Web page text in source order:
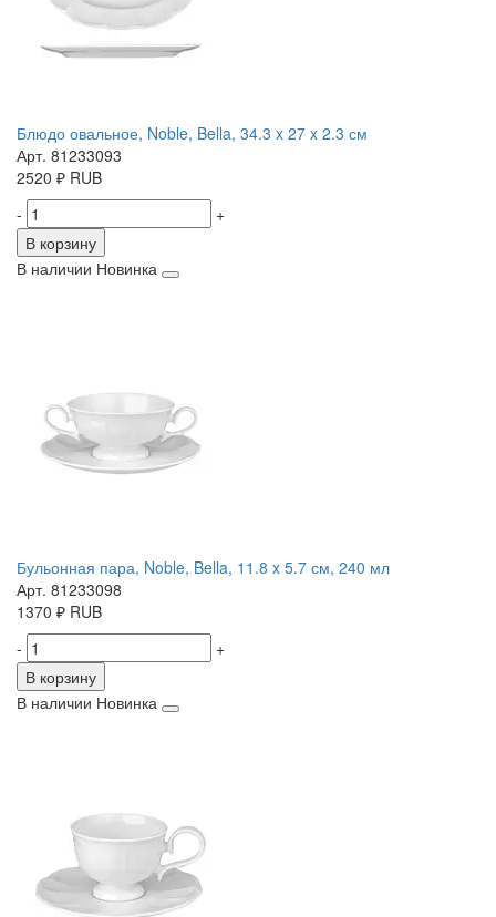
Блюдо овальное, Noble, Bella, 34.3 x 27 x 2.3 см
Арт. 81233093
2520 ₽ RUB
-
+
В корзину
В наличии Новинка
Бульонная пара, Noble, Bella, 11.8 x 5.7 см, 240 мл
Арт. 81233098
1370 ₽ RUB
-
+
В корзину
В наличии Новинка